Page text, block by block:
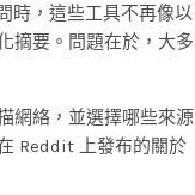
時，這些工具不再像以
摘要。問題在於，大多
網絡，並選擇哪些來源
Reddit 上發布的關於